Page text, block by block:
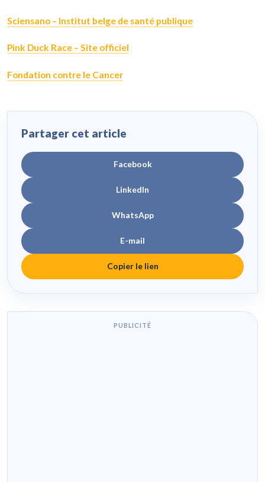
Sciensano – Institut belge de santé publique
Pink Duck Race – Site officiel
Fondation contre le Cancer
Partager cet article
Facebook
LinkedIn
WhatsApp
E-mail
Copier le lien
PUBLICITÉ